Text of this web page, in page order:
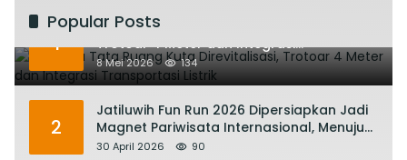
Popular Posts
1
Rencana Tata Ruang Kuta Direvitalisasi,
Trotoar 4 Meter dan Integrasi
Transportasi Listrik
8 Mei 2026 134
2
Jatiluwih Fun Run 2026 Dipersiapkan Jadi
Magnet Pariwisata Internasional, Menuju
Satu Abad Pariwisata Bali
30 April 2026 90